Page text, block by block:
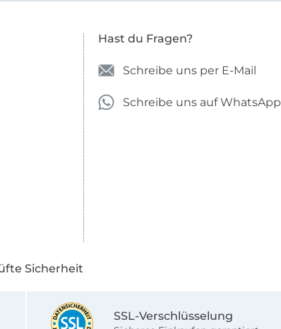
Hast du Fragen?
Schreibe uns per E-Mail
Schreibe uns auf WhatsApp
Sicherheit
SSL-Verschlüsselung